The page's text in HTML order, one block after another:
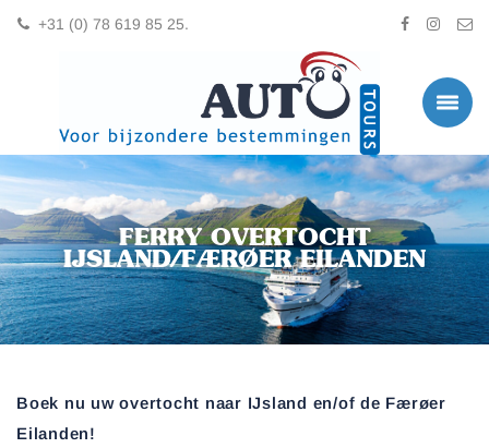
+31 (0) 78 619 85 25.
FERRY OVERTOCHT
IJSLAND/FÆRØER EILANDEN
Boek nu uw overtocht naar IJsland en/of de Færøer
Eilanden!